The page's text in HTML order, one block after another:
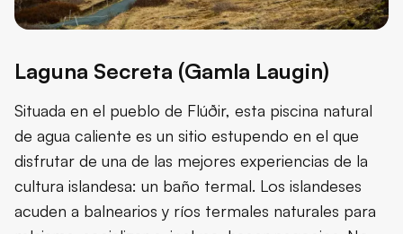
Laguna Secreta (Gamla Laugin)
Situada en el pueblo de Flúðir, esta piscina natural
de agua caliente es un sitio estupendo en el que
disfrutar de una de las mejores experiencias de la
cultura islandesa: un baño termal. Los islandeses
acuden a balnearios y ríos termales naturales para